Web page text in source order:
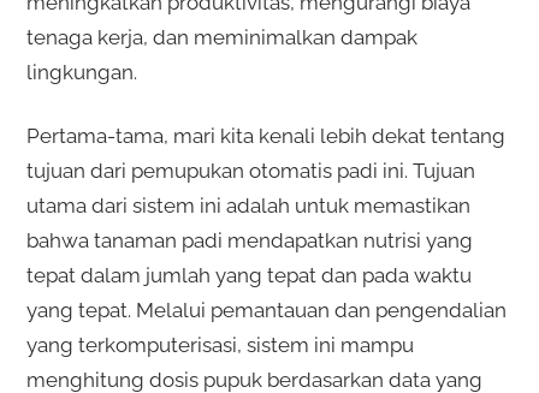
tenaga kerja, dan meminimalkan dampak
lingkungan.
Pertama-tama, mari kita kenali lebih dekat tentang
tujuan dari pemupukan otomatis padi ini. Tujuan
utama dari sistem ini adalah untuk memastikan
bahwa tanaman padi mendapatkan nutrisi yang
tepat dalam jumlah yang tepat dan pada waktu
yang tepat. Melalui pemantauan dan pengendalian
yang terkomputerisasi, sistem ini mampu
menghitung dosis pupuk berdasarkan data yang